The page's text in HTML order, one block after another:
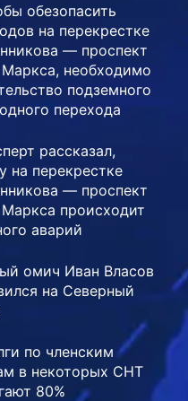
обезопасить
на перекрестке
— проспект
необходимо
подземного
перехода
рассказал,
на перекрестке
— проспект
происходит
аварий
омич Иван Власов
на Северный
по членским
в некоторых СНТ
80%